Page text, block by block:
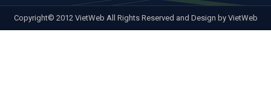
Copyright© 2012 VietWeb All Rights Reserved and Design by VietWeb